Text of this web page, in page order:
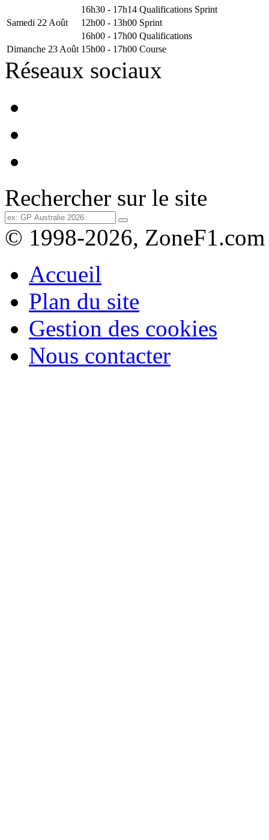
16h30 - 17h14 Qualifications Sprint
Samedi 22 Août
12h00 - 13h00 Sprint
16h00 - 17h00 Qualifications
Dimanche 23 Août 15h00 - 17h00 Course
Réseaux sociaux
Rechercher sur le site
© 1998-2026, ZoneF1.com
Accueil
Plan du site
Gestion des cookies
Nous contacter